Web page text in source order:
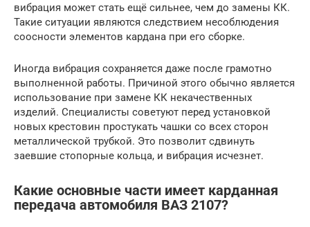
вибрация может стать ещё сильнее, чем до замены КК.
Такие ситуации являются следствием несоблюдения
соосности элементов кардана при его сборке.
Иногда вибрация сохраняется даже после грамотно
выполненной работы. Причиной этого обычно является
использование при замене КК некачественных
изделий. Специалисты советуют перед установкой
новых крестовин простукать чашки со всех сторон
металлической трубкой. Это позволит сдвинуть
заевшие стопорные кольца, и вибрация исчезнет.
Какие основные части имеет карданная
передача автомобиля ВАЗ 2107?